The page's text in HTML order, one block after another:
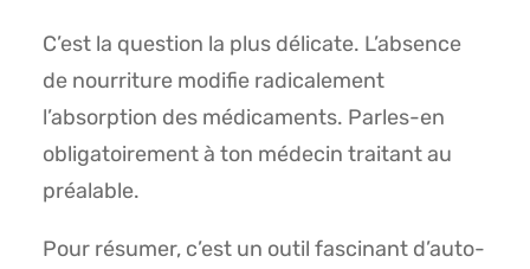
C’est la question la plus délicate. L’absence
de nourriture modifie radicalement
l’absorption des médicaments. Parles-en
obligatoirement à ton médecin traitant au
préalable.
Pour résumer, c’est un outil fascinant d’auto-